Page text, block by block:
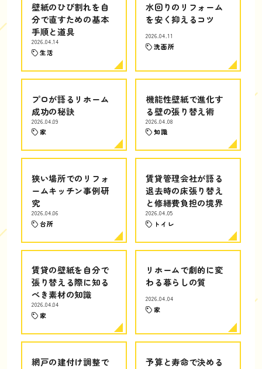
壁紙のひび割れを自
分で直すための基本
手順と道具
2026.04.14
生活
水回りのリフォーム
を安く抑えるコツ
2026.04.11
洗面所
プロが語るリホーム
成功の秘訣
2026.04.09
家
機能性壁紙で進化す
る壁の張り替え術
2026.04.08
知識
狭い場所でのリフォ
ームキッチン事例研
究
2026.04.06
台所
賃貸管理会社が語る
退去時の床張り替え
と修繕費負担の境界
2026.04.05
トイレ
賃貸の壁紙を自分で
張り替える際に知る
べき素材の知識
2026.04.04
家
リホームで劇的に変
わる暮らしの質
2026.04.04
家
網戸の建付け調整で
予算と寿命で決める